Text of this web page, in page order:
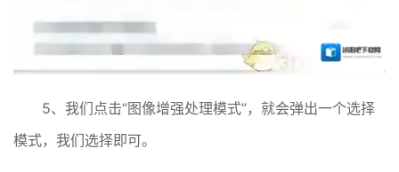
5、我们点击“图像增强处理模式”，就会弹出一个选择
模式，我们选择即可。